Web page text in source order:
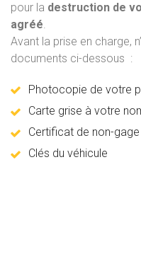
pour la destruction de
agréé.
Avant la prise en charge,
documents ci-dessous :
Photocopie de votre
Carte grise à votre
Certificat de non-
Clés du véhicule